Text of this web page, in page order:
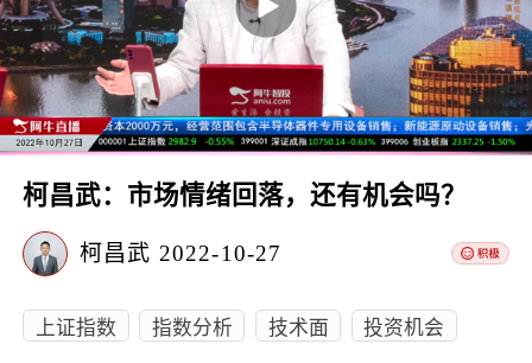
柯昌武：市场情绪回落，还有机会吗？
柯昌武 2022-10-27
上证指数 指数分析 技术面
投资机会